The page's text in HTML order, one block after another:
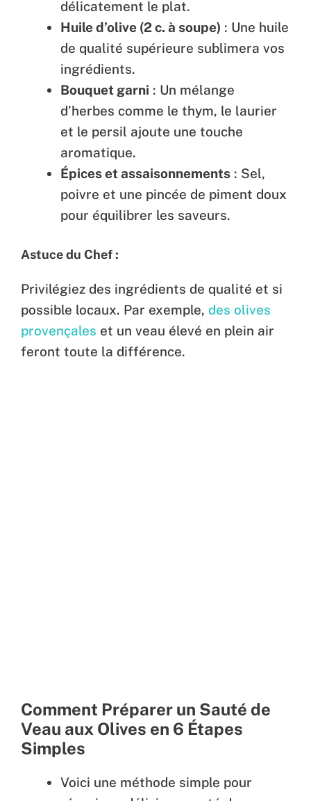
délicatement le plat.
Huile d’olive (2 c. à soupe) : Une huile
de qualité supérieure sublimera vos
ingrédients.
Bouquet garni : Un mélange
d’herbes comme le thym, le laurier
et le persil ajoute une touche
aromatique.
Épices et assaisonnements : Sel,
poivre et une pincée de piment doux
pour équilibrer les saveurs.
Astuce du Chef :
Privilégiez des ingrédients de qualité et si
possible locaux. Par exemple, des olives
provençales et un veau élevé en plein air
feront toute la différence.
Comment Préparer un Sauté de
Veau aux Olives en 6 Étapes
Simples
Voici une méthode simple pour